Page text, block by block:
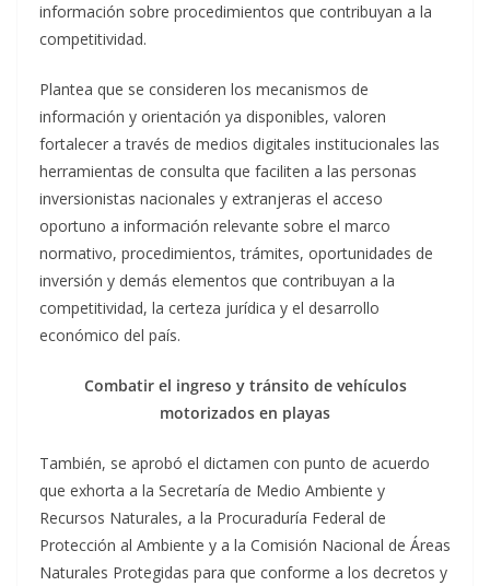
información sobre procedimientos que contribuyan a la
competitividad.
Plantea que se consideren los mecanismos de
información y orientación ya disponibles, valoren
fortalecer a través de medios digitales institucionales las
herramientas de consulta que faciliten a las personas
inversionistas nacionales y extranjeras el acceso
oportuno a información relevante sobre el marco
normativo, procedimientos, trámites, oportunidades de
inversión y demás elementos que contribuyan a la
competitividad, la certeza jurídica y el desarrollo
económico del país.
Combatir el ingreso y tránsito de vehículos
motorizados en playas
También, se aprobó el dictamen con punto de acuerdo
que exhorta a la Secretaría de Medio Ambiente y
Recursos Naturales, a la Procuraduría Federal de
Protección al Ambiente y a la Comisión Nacional de Áreas
Naturales Protegidas para que conforme a los decretos y